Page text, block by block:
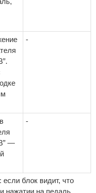
-
—
-
если блок видит, что
нажатии на педаль